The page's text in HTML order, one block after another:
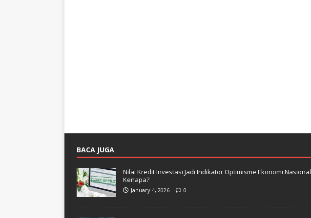
BACA JUGA
Nilai Kredit Investasi Jadi Indikator Optimisme Ekonomi Nasional,
Kenapa?
January 4, 2026 0